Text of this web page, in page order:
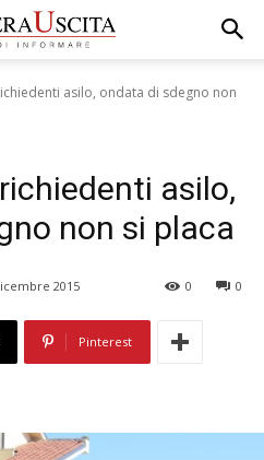
asilo, ondata di sdegno non
asilo,
non si placa
2015 0
0
Pinterest